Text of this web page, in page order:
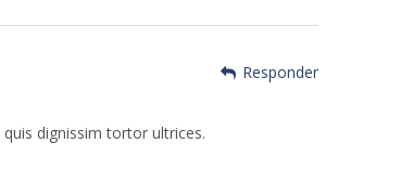
dignissim tortor ultrices.
Responder